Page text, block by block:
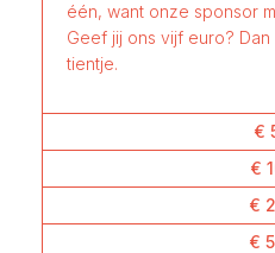
één, want onze sponsor
Geef jij ons vijf euro?
tientje.
€
€
€
€